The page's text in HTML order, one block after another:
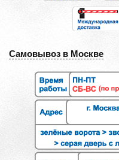
Самовывоз в Москве